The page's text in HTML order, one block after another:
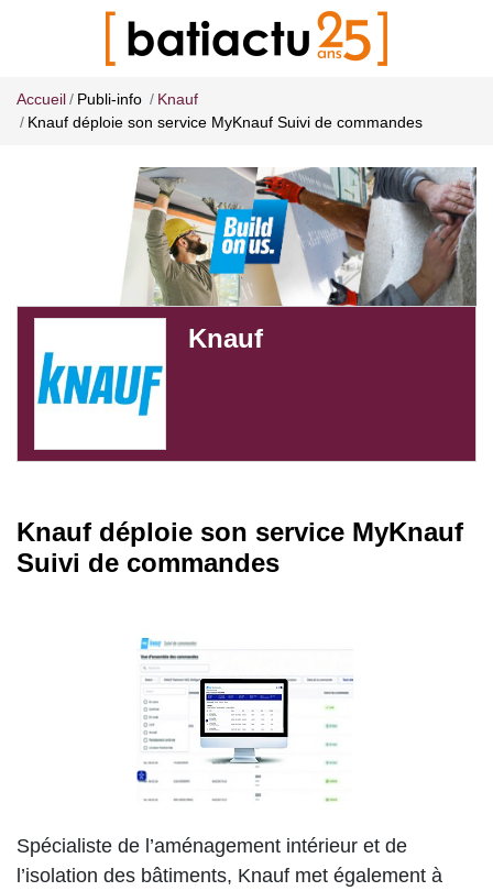
Accueil Publi-info
Knauf
Knauf déploie son service MyKnauf Suivi de commandes
Knauf
Knauf déploie son service MyKnauf
Suivi de commandes
Spécialiste de l’aménagement intérieur et de
l’isolation des bâtiments, Knauf met également à